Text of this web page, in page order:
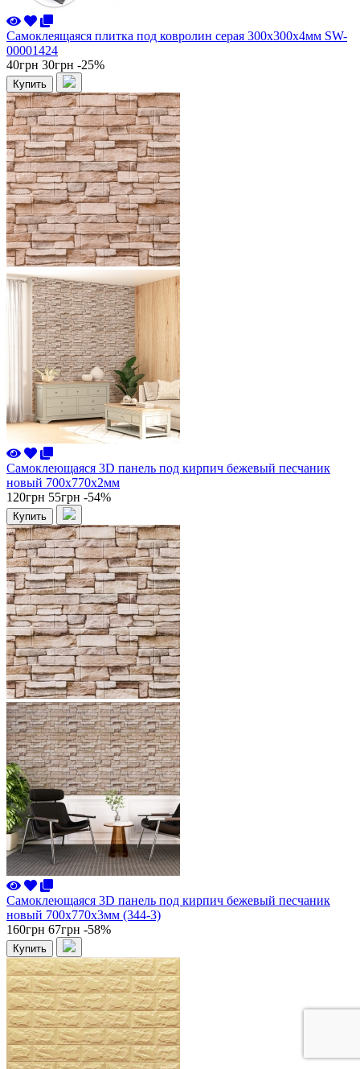
Самоклеящаяся плитка под ковролин серая 300х300х4мм SW-
00001424
40грн 30грн -25%
Купить
Самоклеющаяся 3D панель под кирпич бежевый песчаник
новый 700x770x2мм
120грн 55грн -54%
Купить
Самоклеющаяся 3D панель под кирпич бежевый песчаник
новый 700x770x3мм (344-3)
160грн 67грн -58%
Купить